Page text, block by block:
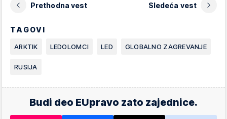
Prethodna vest Sledeća vest
TAGOVI
ARKTIK LEDOLOMCI LED GLOBALNO ZAGREVANJE
RUSIJA
Budi deo EUpravo zato zajednice.